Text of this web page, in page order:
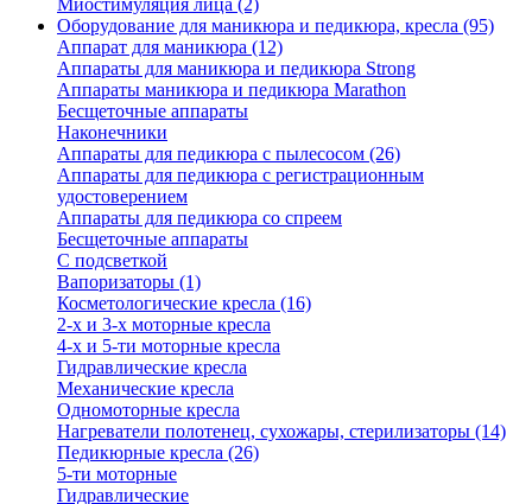
Оборудование для маникюра и педикюра, кресла (95)
Аппарат для маникюра (12)
Аппараты для маникюра и педикюра Strong
Аппараты маникюра и педикюра Marathon
Бесщеточные аппараты
Наконечники
Аппараты для педикюра с пылесосом (26)
Аппараты для педикюра с регистрационным
удостоверением
Аппараты для педикюра со спреем
Бесщеточные аппараты
С подсветкой
Вапоризаторы (1)
Косметологические кресла (16)
2-х и 3-х моторные кресла
4-х и 5-ти моторные кресла
Гидравлические кресла
Механические кресла
Одномоторные кресла
Нагреватели полотенец, сухожары, стерилизаторы (14)
Педикюрные кресла (26)
5-ти моторные
Гидравлические